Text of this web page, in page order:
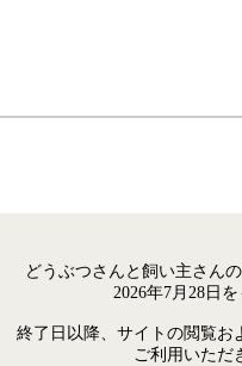
どうぶつさんと飼い主さん
2026年7月28日
終了日以降、サイトの閲覧お
ご利用いただ